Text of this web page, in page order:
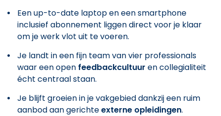
Een up-to-date laptop en een smartphone
inclusief abonnement liggen direct voor je klaar
om je werk vlot uit te voeren.
Je landt in een fijn team van vier professionals
waar een open feedbackcultuur en collegialiteit
écht centraal staan.
Je blijft groeien in je vakgebied dankzij een ruim
aanbod aan gerichteexterne opleidingen.